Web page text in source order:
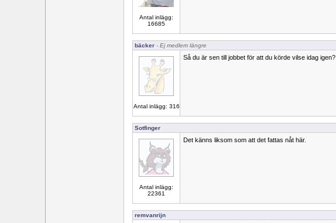
Antal inlägg:
16685
bäcker - Ej medlem längre
Antal inlägg: 316
Så du är sen till jobbet för att du körde vilse idag igen?
Sotfinger
Antal inlägg:
22361
Det känns liksom som att det fattas nåt här.
remvanrijn